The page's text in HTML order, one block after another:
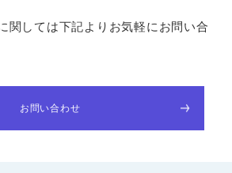
関しては下記よりお気軽にお問い合
お問い合わせ